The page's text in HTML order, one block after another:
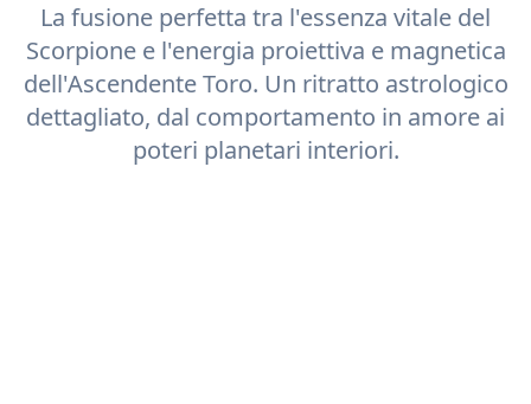
La fusione perfetta tra l'essenza vitale del
Scorpionee l'energia proiettiva e magnetica
dell'AscendenteToro. Un ritratto astrologico
dettagliato, dal comportamento in amore ai
poteri planetari interiori.